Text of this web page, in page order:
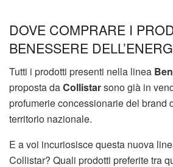
DOVE COMPRARE I
BENESSERE
Tutti i prodotti presenti nella linea
proposta daCollistarsono già in
profumerie concessionarie del brand
territorio nazionale.
E a voi incuriosisce questa nuova
Collistar? Quali prodotti preferite tra